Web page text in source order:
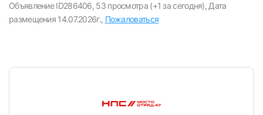
Объявление ID286406, 53 просмотра (+1 за сегодня), Дата
размещения 14.07.2026г., Пожаловаться